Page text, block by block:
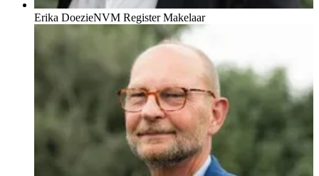
Erika DoezieNVM Register Makelaar